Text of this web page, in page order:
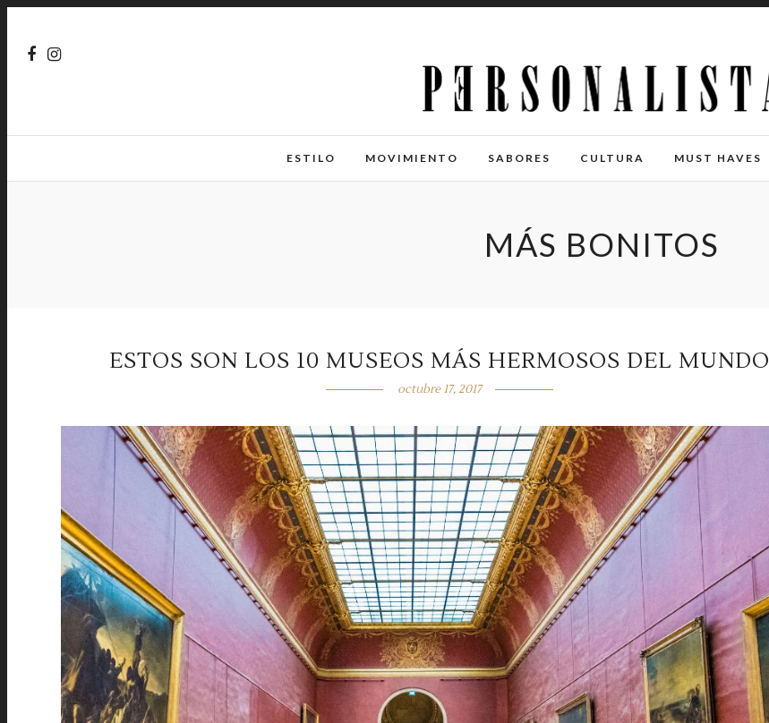
ESTILO MOVIMIENTO SABORES CULTURA MUST HAVES
MÁS BONITOS
ESTOS SON LOS 10 MUSEOS MÁS HERMOSOS DEL MUNDO
octubre 17, 2017